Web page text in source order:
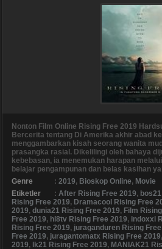
Nonton Film Online Rising Free 2019
Bercerita tentang Di Amerika akhir abad
menggambarkan kisah seorang wanita
prasangka rasial. Dikelilingi oleh bahaya
kebebasan, ia menemukan harapan
belajar pengampunan dan belas kasihan
Genre
: 2019, Bioskop Online, Movie
Etiketler
: After Rising Free 2019,
Rising Free 2019, Dramacool Rising Free
2019, dunia21 Rising Free 2019, Film
Free 2019, hl8tv Rising Free 2019, indoxxi
Rising Free 2019, juraganduren Rising
Free 2019, juragantomatx Rising Free 2019,
2019, lk21 Rising Free 2019, MANIAK21